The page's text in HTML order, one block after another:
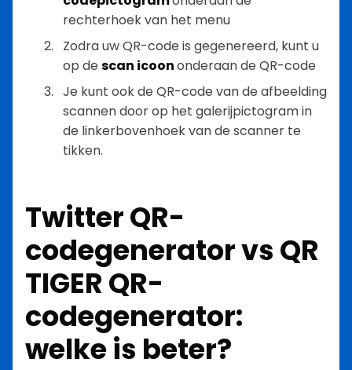
rechterhoek van het menu
Zodra uw QR-code is gegenereerd, kunt u
op de scan icoononderaan de QR-code
Je kunt ook de QR-code van de afbeelding
scannen door op het galerijpictogram in
de linkerbovenhoek van de scanner te
tikken.
Twitter QR-
codegenerator vs QR
TIGER QR-
codegenerator:
welke is beter?